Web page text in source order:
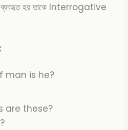
হয় তাকে Interrogative
man is he?
are these?